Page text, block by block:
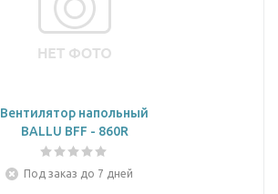
Вентилятор напольный
BALLU BFF - 860R
Под заказ до 7 дней